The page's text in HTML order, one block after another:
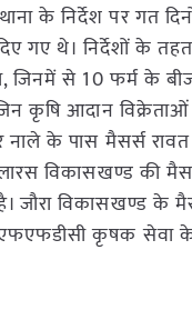
के निर्देश पर गत
गए थे। निर्देशों
जिनमें से 10 फर्म
जिन कृषि आदान
के पास मैसर्स
विकासखण्ड की
विकासखण्ड के
कृषक सेवा